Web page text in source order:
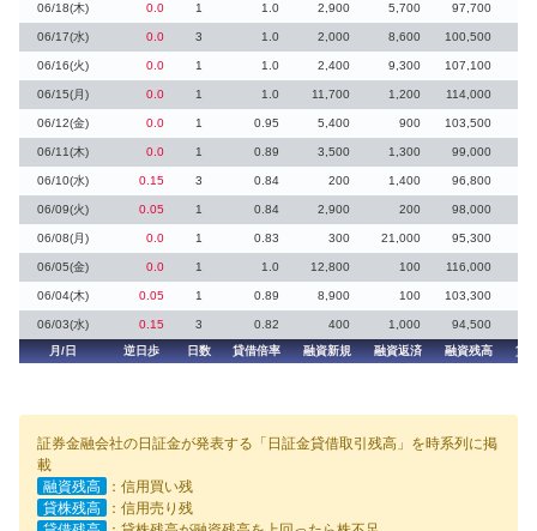
06/18(木) 0.0 1 1.0 2,900 5,700 97,700
06/17(水) 0.0 3 1.0 2,000 8,600 100,500
06/16(火) 0.0 1 1.0 2,400 9,300 107,100
06/15(月) 0.0 1 1.0 11,700 1,200 114,000
06/12(金) 0.0 1 0.95 5,400 900 103,500
06/11(木) 0.0 1 0.89 3,500 1,300 99,000
06/10(水) 0.15 3 0.84 200 1,400 96,800
06/09(火) 0.05 1 0.84 2,900 200 98,000
06/08(月) 0.0 1 0.83 300 21,000 95,300
06/05(金) 0.0 1 1.0 12,800 100 116,000
06/04(木) 0.05 1 0.89 8,900 100 103,300
06/03(水) 0.15 3 0.82 400 1,000
94,500
月/日
逆日歩 日数 貸借倍率 融資新規 融資返済 融資残高 貸
証券金融会社の日証金が発表する「日証金貸借取引残高」を時系列に掲
載
融資残高
：信用買い残
貸株残高
：信用売り残